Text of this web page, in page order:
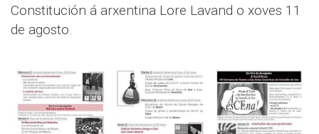
Constitución á arxentina Lore Lavand o xoves 11
de agosto.